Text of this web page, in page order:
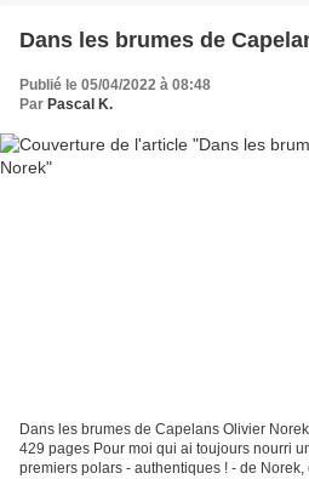
Dans les brumes de
Publié le 05/04/2022 à 08:48
Par Pascal K.
Dans les brumes de Capelans Olivier
429 pages Pour moi qui ai toujours nourri
premiers polars - authentiques ! - de Norek,